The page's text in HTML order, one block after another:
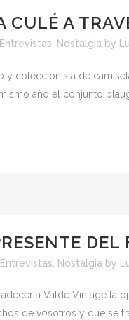
CULÉ A
Entrevistas, Nostalgia by
coleccionista de
año el conjunto
Entrevistas Nostalgia by
a Valde Vintage la
de vosotros y que se